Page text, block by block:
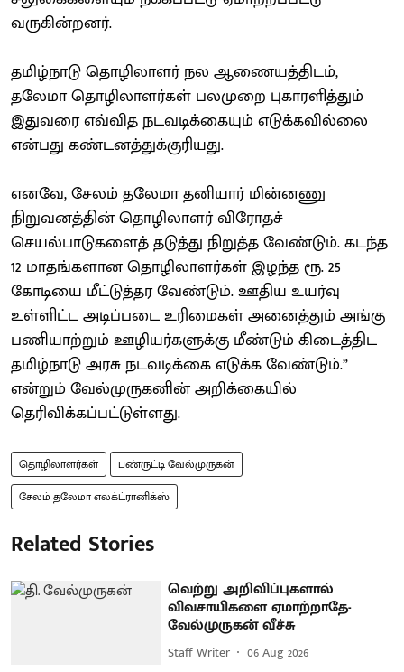
வருகின்றனர்.
தமிழ்நாடு தொழிலாளர் நல ஆணையத்திடம்,
தலேமா தொழிலாளர்கள் பலமுறை புகாரளித்தும்
இதுவரை எவ்வித நடவடிக்கையும் எடுக்கவில்லை
என்பது கண்டனத்துக்குரியது.
எனவே, சேலம் தலேமா தனியார் மின்னணு
நிறுவனத்தின் தொழிலாளர் விரோதச்
செயல்பாடுகளைத் தடுத்து நிறுத்த வேண்டும். கடந்த
12 மாதங்களான தொழிலாளர்கள் இழந்த ரூ. 25
கோடியை மீட்டுத்தர வேண்டும். ஊதிய உயர்வு
உள்ளிட்ட அடிப்படை உரிமைகள் அனைத்தும் அங்கு
பணியாற்றும் ஊழியர்களுக்கு மீண்டும் கிடைத்திட
தமிழ்நாடு அரசு நடவடிக்கை எடுக்க வேண்டும்.”
என்றும் வேல்முருகனின் அறிக்கையில்
தெரிவிக்கப்பட்டுள்ளது.
தொழிலாளர்கள்
பண்ருட்டி வேல்முருகன்
சேலம் தலேமா எலக்ட்ரானிக்ஸ்
Related Stories
வெற்று அறிவிப்புகளால்
விவசாயிகளை ஏமாற்றாதே-
வேல்முருகன் வீச்சு
Staff Writer 06 Aug 2026